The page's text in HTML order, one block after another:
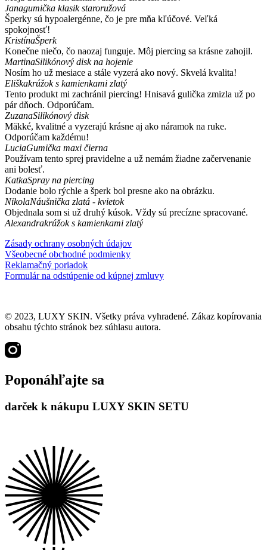
Janagumička klasik staroružová
Šperky sú hypoalergénne, čo je pre mňa kľúčové. Veľká
spokojnosť!
KristínaŠperk
Konečne niečo, čo naozaj funguje. Môj piercing sa krásne zahojil.
MartinaSilikónový disk na hojenie
Nosím ho už mesiace a stále vyzerá ako nový. Skvelá kvalita!
Eliškakrúžok s kamienkami zlatý
Tento produkt mi zachránil piercing! Hnisavá gulička zmizla už po
pár dňoch. Odporúčam.
ZuzanaSilikónový disk
Mäkké, kvalitné a vyzerajú krásne aj ako náramok na ruke.
Odporúčam každému!
LuciaGumička maxi čierna
Používam tento sprej pravidelne a už nemám žiadne začervenanie
ani bolesť.
KatkaSpray na piercing
Dodanie bolo rýchle a šperk bol presne ako na obrázku.
NikolaNáušnička zlatá - kvietok
Objednala som si už druhý kúsok. Vždy sú precízne spracované.
Alexandrakrúžok s kamienkami zlatý
Zásady ochrany osobných údajov
Všeobecné obchodné podmienky
Reklamačný poriadok
Formulár na odstúpenie od kúpnej zmluvy
© 2023, LUXY SKIN. Všetky práva vyhradené. Zákaz kopírovania
obsahu týchto stránok bez súhlasu autora.
Poponáhľajte sa
darček k nákupu LUXY SKIN SETU